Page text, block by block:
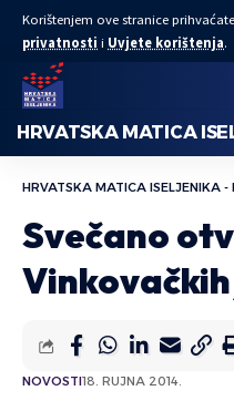
Korištenjem ove stranice prihvaćate
privatnosti i Uvjete korištenja.
HRVATSKA MATICA
HRVATSKA MATICA ISELJENIKA -
Svečano
NOVOSTI18. RUJNA 2014.